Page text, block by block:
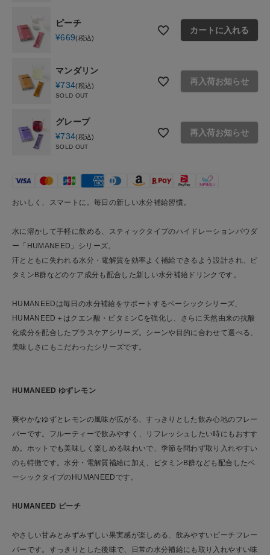
お問い合わせ
ピーチ
¥669 税込
カートに入れる
マンダリン
¥734 税込
SOLD OUT
再入荷お知らせ
グレープ
¥734 税込
SOLD OUT
再入荷お知らせ
おいしく、スマートに。毎日の新しい水分補給習慣。
水に溶かして手軽に飲める、スティックタイプのハイドレーションパウダ
ー「HUMANEED」シリーズ。
汗とともに失われる水分・電解質を効率よく補給できるよう設計され、ビ
タミンB群などのケア成分も配合した新しい水分補給ドリンクです。
HUMANEEDは毎日の水分補給をサポートするベーシックシリーズ、
HUMANEED＋はクエン酸・ビタミンCを強化し、さらに天然由来の抗酸
化成分を配合したプラスケアシリーズ。シーンや目的に合わせて選べる、
美味しさにもこだわったシリーズです。
HUMANEED ゆずレモン
爽やかなゆずとレモンの風味が広がる、すっきりとした飲み心地のフレー
バーです。フルーティーで飲みやすく、リフレッシュしたい時にもおすす
め。ホットでも美味しく楽しめる味わいで、季節を問わず取り入れやすい
のも特徴です。水分・電解質補給に加え、ビタミンB群なども配合したベ
ーシックタイプのHUMANEEDです。
HUMANEED ピーチ
やさしい甘みとみずみずしい果実感が楽しめる、飲みやすいピーチフレー
バーです。すっきりとした後味で、日常の水分補給にも取り入れやすい味